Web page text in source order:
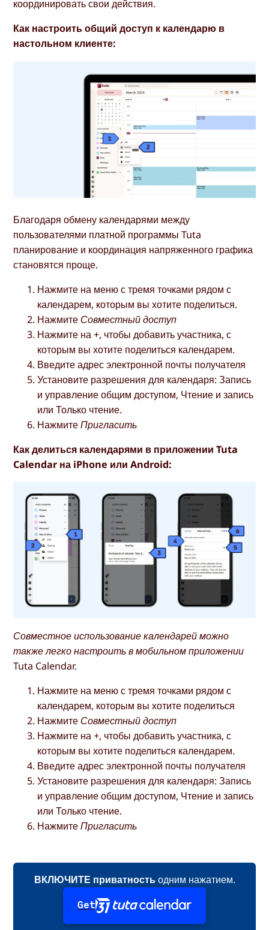
координировать свои действия.
Как настроить общий доступ к календарю в
настольном клиенте:
Благодаря обмену календарями между
пользователями платной программы Tuta
планирование и координация напряженного графика
становятся проще.
Нажмите на меню с тремя точками рядом с
календарем, которым вы хотите поделиться.
Нажмите Совместный доступ
Нажмите на +, чтобы добавить участника, с
которым вы хотите поделиться календарем.
Введите адрес электронной почты получателя
Установите разрешения для календаря: Запись
и управление общим доступом, Чтение и запись
или Только чтение.
НажмитеПригласить
Как делиться календарями в приложении Tuta
Calendar на iPhone или Android:
Совместное использование календарей можно
также легко настроить в мобильном приложении
Tuta Calendar.
Нажмите на меню с тремя точками рядом с
календарем, которым вы хотите поделиться
Нажмите Совместный доступ
Нажмите на +, чтобы добавить участника, с
которым вы хотите поделиться календарем.
Введите адрес электронной почты получателя
Установите разрешения для календаря: Запись
и управление общим доступом, Чтение и запись
или Только чтение.
НажмитеПригласить
ВКЛЮЧИТЕ приватностьодним нажатием.
Get